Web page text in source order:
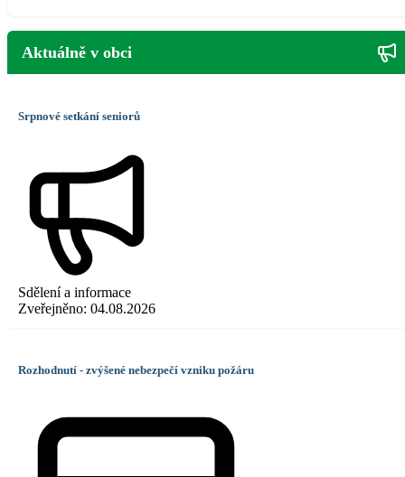
Aktuálně v obci
Srpnové setkání seniorů
Sdělení a informace
Zveřejněno: 04.08.2026
Rozhodnutí - zvýšené nebezpečí vzniku požáru